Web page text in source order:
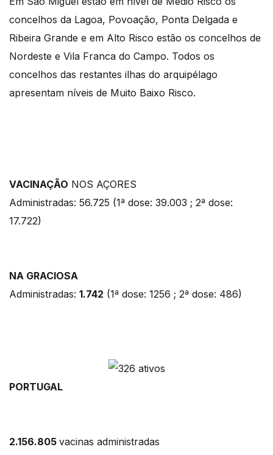
concelhos da Lagoa, Povoação, Ponta Delgada e
Ribeira Grande e em Alto Risco estão os concelhos de
Nordeste e Vila Franca do Campo. Todos os
concelhos das restantes ilhas do arquipélago
apresentam níveis de Muito Baixo Risco.
VACINAÇÃO NOS AÇORES
Administradas: 56.725 (1ª dose: 39.003 ; 2ª dose:
17.722)
NA GRACIOSA
Administradas: 1.742 (1ª dose: 1256 ; 2ª dose: 486)
PORTUGAL
2.156.805 vacinas administradas